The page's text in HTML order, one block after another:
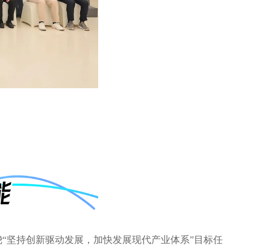
持创新驱动发展，加快发展现代产业体系”目标任